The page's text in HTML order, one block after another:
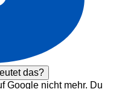
das?
Google nicht mehr. Du